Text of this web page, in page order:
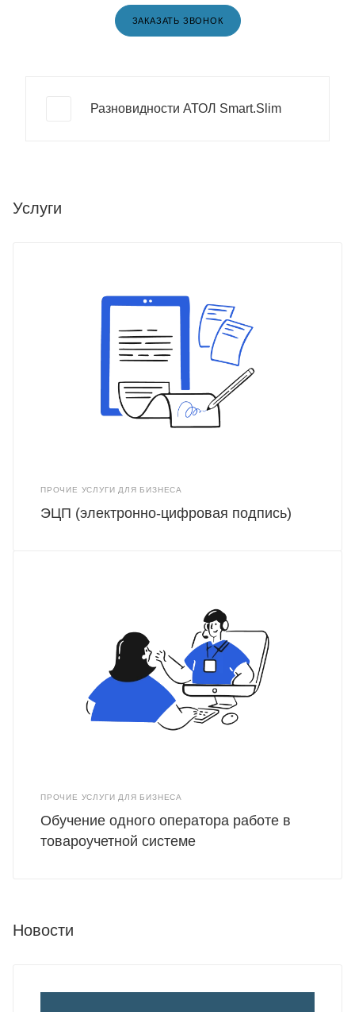
ЗАКАЗАТЬ ЗВОНОК
Разновидности АТОЛ Smart.Slim
Услуги
ПРОЧИЕ УСЛУГИ ДЛЯ БИЗНЕСА
ЭЦП (электронно-цифровая подпись)
ПРОЧИЕ УСЛУГИ ДЛЯ БИЗНЕСА
Обучение одного оператора работе в
товароучетной системе
Новости